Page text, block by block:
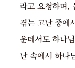
라고 요청하며,
겪는 고난 중에
운데서도 하나
난 속에서 하나